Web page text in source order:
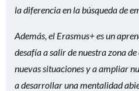
la diferencia en la búsqueda de
Además, el Erasmus+ es un
desafía a salir de nuestra zona
nuevas situaciones y a ampliar
a desarrollar una mentalidad